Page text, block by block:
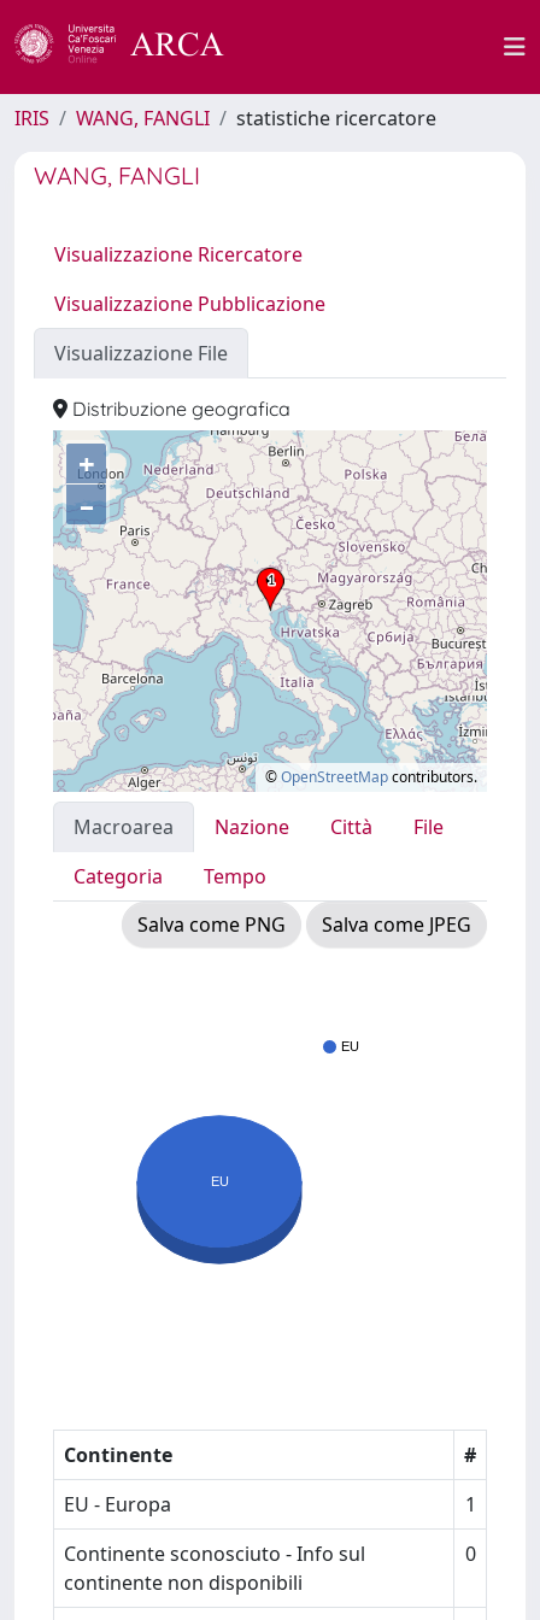
IRIS WANG, FANGLI statistiche ricercatore
WANG, FANGLI
Visualizzazione Ricercatore
Visualizzazione Pubblicazione
Visualizzazione File
Distribuzione geografica
+
–
©OpenStreetMapcontributors.
Macroarea Nazione Città
File
Categoria
Tempo
Salva come PNG
Salva come JPEG
EU
EU
Continente
#
EU - Europa
1
Continente sconosciuto - Info sul
continente non disponibili
0